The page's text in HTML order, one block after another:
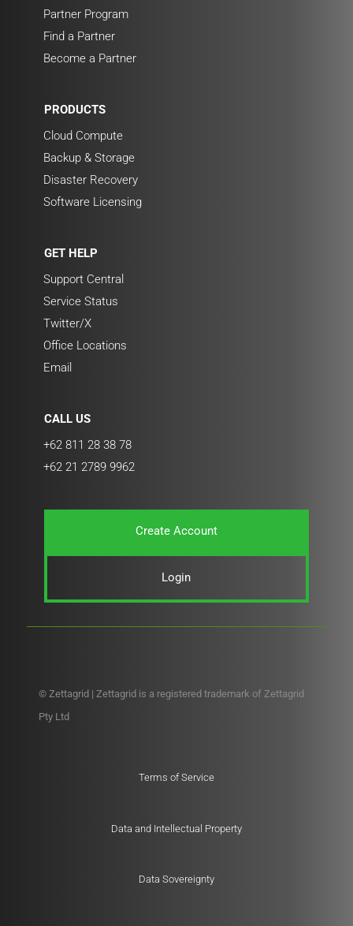
Partner Program
Find a Partner
Become a Partner
PRODUCTS
Cloud Compute
Backup & Storage
Disaster Recovery
Software Licensing
GET HELP
Support Central
Service Status
Twitter/X
Office Locations
Email
CALL US
+62 811 28 38 78
+62 21 2789 9962
Create Account
Login
© Zettagrid | Zettagrid is a registered trademark of Zettagrid
Pty Ltd
Terms of Service
Data and Intellectual Property
Data Sovereignty